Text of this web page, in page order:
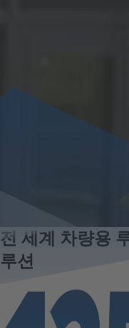
전 세계 차량용
루션